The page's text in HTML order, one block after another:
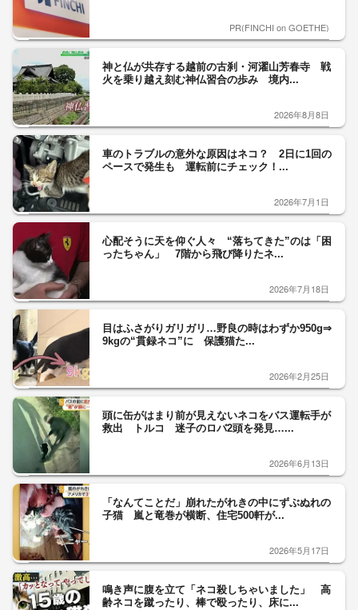
PR(FINCHI on GOETHE)
神と仏が共存する越前の古刹・河濯山芳春寺 戦
火を乗り越え刻む神仏習合の歩み 境内...
2026年8月8日
車のトラブルの意外な原因はネコ？ 2日に1回の
ペースで発生も 運転前にチェック！...
2026年7月1日
心配そうに天を仰ぐ人々 “落ちてきた”のは「困
ったちゃん」 7階から飛び降りたネ...
2026年7月18日
目はふさがりガリガリ…野良の時はわずか950g⇒
9kgの“貫録ネコ”に 保護猫た...
2026年2月25日
頭に缶がはまり前が見えないネコをバス運転手が
救出 トルコ 迷子のロバ2頭を発見…...
2026年6月13日
「なんてことだ」崩れたがれきの中にずぶぬれの
子猫 嵐と竜巻が横断、住宅500軒が...
2026年5月17日
鳴き声に腹を立て「ネコ殺しちゃいました」 高
齢ネコを蹴ったり、棒で殴ったり、床に...